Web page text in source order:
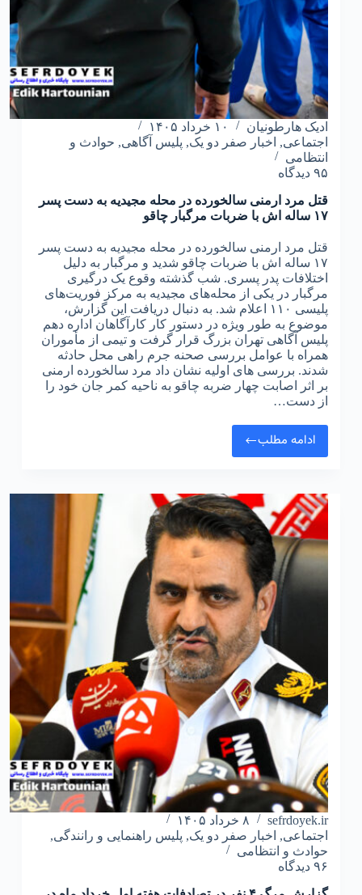
۱۴۰۵
ادیک هارطونیان
۱۰ خرداد ۱۴۰۵
اجتماعی, اخبار صفر دو یک, پلیس آگاهی, حوادث و
انتظامی
۹۵ دیدگاه
قتل مرد ارمنی سالخورده در محله مجیدیه به دست پسر
۱۷ ساله اش با ضربات مرگبار چاقو
قتل مرد ارمنی سالخورده در محله مجیدیه به دست پسر
۱۷ ساله اش با ضربات چاقو شدید و مرگبار به دلیل
اختلافات پدر پسری. شب گذشته وقوع یک درگیری
مرگبار در یکی از محله‌های مجیدیه به مرکز فوریت‌های
پلیسی ۱۱۰ اعلام شد. به دنبال دریافت این گزارش،
موضوع به طور ویژه در دستور کار کارآگاهان اداره دهم
پلیس آگاهی تهران بزرگ قرار گرفت و تیمی از مأموران
همراه با عوامل بررسی صحنه جرم راهی محل حادثه
شدند. بررسی‌ های اولیه نشان داد مرد سالخورده‌ ارمنی
بر اثر اصابت چهار ضربه چاقو به ناحیه کمر جان خود را
از دست…
ادامه مطلب
قتل
سالخورده
در
محله
مجیدیه
به
دست
پسر
۱۷
ساله
اش
با
ضربات
مرگبار
چاقو
sefrdoyek.ir
۸ خرداد ۱۴۰۵
اجتماعی, اخبار صفر دو یک, پلیس راهنمایی و رانندگی,
حوادث و انتظامی
۹۶ دیدگاه